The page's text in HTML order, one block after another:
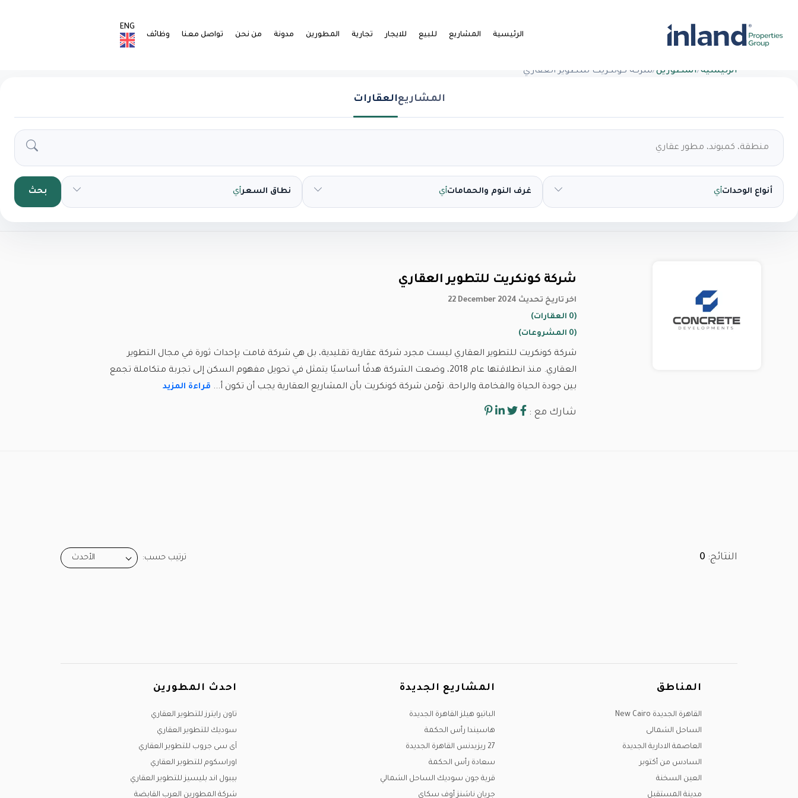
الرئيسية المشاريع للبيع للايجار تجارية المطورين مدونة من نحن تواصل معنا وظائف
ENG
الرئيسية/المطورين/شركة كونكريت للتطوير العقاري
المشاريعالعقارات
أنواع الوحداتأي غرف النوم والحماماتأي نطاق السعرأي بحث
شركة كونكريت للتطوير العقاري
22 December 2024 اخر تاريخ تحديث
(0 العقارات)
(0 المشروعات)
شركة كونكريت للتطوير العقاري ليست مجرد شركة عقارية تقليدية، بل هي شركة قامت بإحداث ثورة في مجال التطوير
العقاري. منذ انطلاقتها عام 2018، وضعت الشركة هدفًا أساسيًا يتمثل في تحويل مفهوم السكن إلى تجربة متكاملة تجمع
بين جودة الحياة والفخامة والراحة. تؤمن شركة كونكريت بأن المشاريع العقارية يجب أن تكون أ... قراءة المزيد
شارك مع :
النتائج: 0 ترتيب حسب: الأحدث
المناطق
القاهرة الجديدة New Cairo
الساحل الشمالى
العاصمة الادارية الجديدة
السادس من أكتوبر
العين السخنة
مدينة المستقبل
المشاريع الجديدة
الباتيو هيلز القاهرة الجديدة
هاسيندا رأس الحكمة
27 ريزيدنس القاهرة الجديدة
سعادة رأس الحكمة
قرية جون سوديك الساحل الشمالي
جريان ناشنز أوف سكاي
احدث المطورين
تاون رايترز للتطوير العقاري
سوديك للتطوير العقاري
آى سى جروب للتطوير العقاري
اوراسكوم للتطوير العقاري
بيبول اند بليسيز للتطوير العقاري
شركة المطورين العرب القابضة